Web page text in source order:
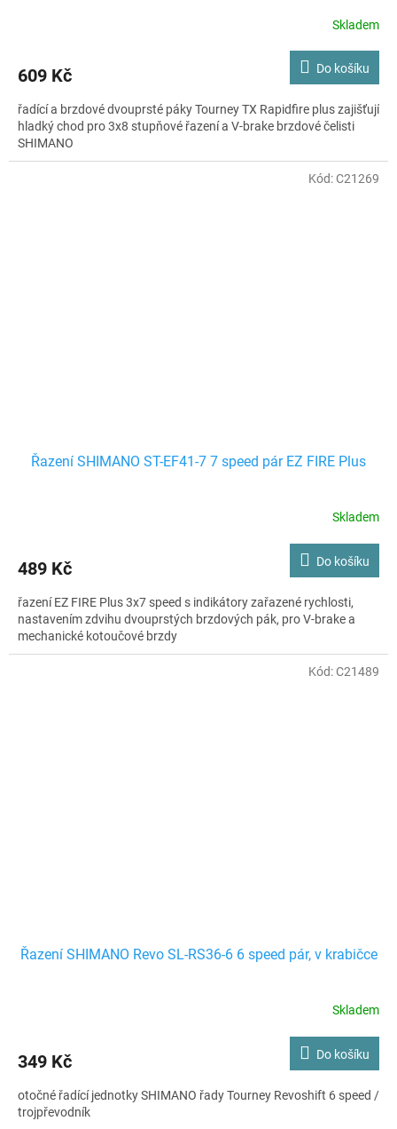
Skladem
609 Kč Do košíku
řadící a brzdové dvouprsté páky Tourney TX Rapidfire plus zajišťují
hladký chod pro 3x8 stupňové řazení a V-brake brzdové čelisti
SHIMANO
Řazení SHIMANO ST-EF41-7 7 speed pár EZ FIRE Plus
Skladem
489 Kč Do košíku
řazení EZ FIRE Plus 3x7 speed s indikátory zařazené rychlosti,
nastavením zdvihu dvouprstých brzdových pák, pro V-brake a
mechanické kotoučové brzdy
Kód:C21269
Řazení SHIMANO Revo SL-RS36-6 6 speed pár, v krabičce
Skladem
349 Kč Do košíku
otočné řadící jednotky SHIMANO řady Tourney Revoshift 6 speed /
trojpřevodník
Kód:C21489